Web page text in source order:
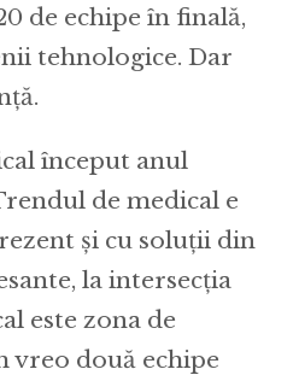
de echipe în finală,
tehnologice. Dar
început anul
de medical e
și cu soluții din
la intersecția
este zona de
vreo două echipe